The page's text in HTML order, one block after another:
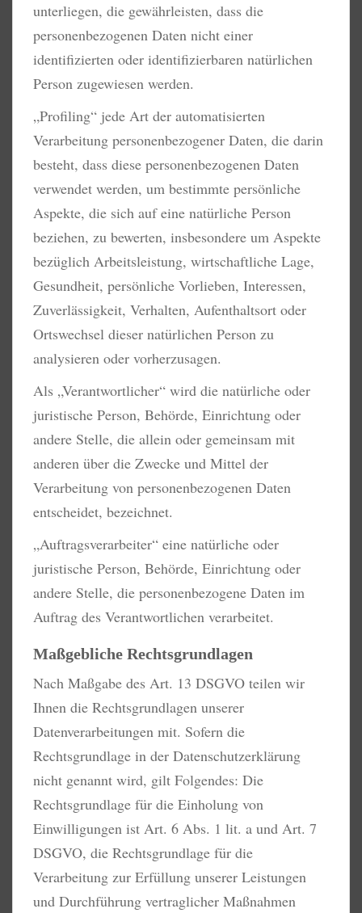
unterliegen, die gewährleisten, dass die
personenbezogenen Daten nicht einer
identifizierten oder identifizierbaren natürlichen
Person zugewiesen werden.
„Profiling“ jede Art der automatisierten
Verarbeitung personenbezogener Daten, die darin
besteht, dass diese personenbezogenen Daten
verwendet werden, um bestimmte persönliche
Aspekte, die sich auf eine natürliche Person
beziehen, zu bewerten, insbesondere um Aspekte
bezüglich Arbeitsleistung, wirtschaftliche Lage,
Gesundheit, persönliche Vorlieben, Interessen,
Zuverlässigkeit, Verhalten, Aufenthaltsort oder
Ortswechsel dieser natürlichen Person zu
analysieren oder vorherzusagen.
Als „Verantwortlicher“ wird die natürliche oder
juristische Person, Behörde, Einrichtung oder
andere Stelle, die allein oder gemeinsam mit
anderen über die Zwecke und Mittel der
Verarbeitung von personenbezogenen Daten
entscheidet, bezeichnet.
„Auftragsverarbeiter“ eine natürliche oder
juristische Person, Behörde, Einrichtung oder
andere Stelle, die personenbezogene Daten im
Auftrag des Verantwortlichen verarbeitet.
Maßgebliche Rechtsgrundlagen
Nach Maßgabe des Art. 13 DSGVO teilen wir
Ihnen die Rechtsgrundlagen unserer
Datenverarbeitungen mit. Sofern die
Rechtsgrundlage in der Datenschutzerklärung
nicht genannt wird, gilt Folgendes: Die
Rechtsgrundlage für die Einholung von
Einwilligungen ist Art. 6 Abs. 1 lit. a und Art. 7
DSGVO, die Rechtsgrundlage für die
Verarbeitung zur Erfüllung unserer Leistungen
und Durchführung vertraglicher Maßnahmen